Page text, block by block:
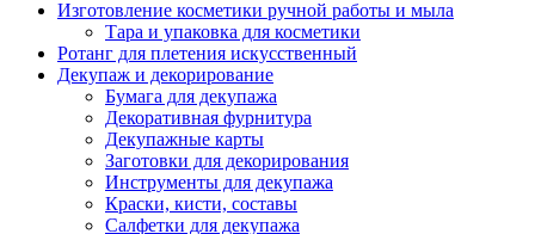
Изготовление косметики ручной работы и мыла
Тара и упаковка для косметики
Ротанг для плетения искусственный
Декупаж и декорирование
Бумага для декупажа
Декоративная фурнитура
Декупажные карты
Заготовки для декорирования
Инструменты для декупажа
Краски, кисти, составы
Салфетки для декупажа